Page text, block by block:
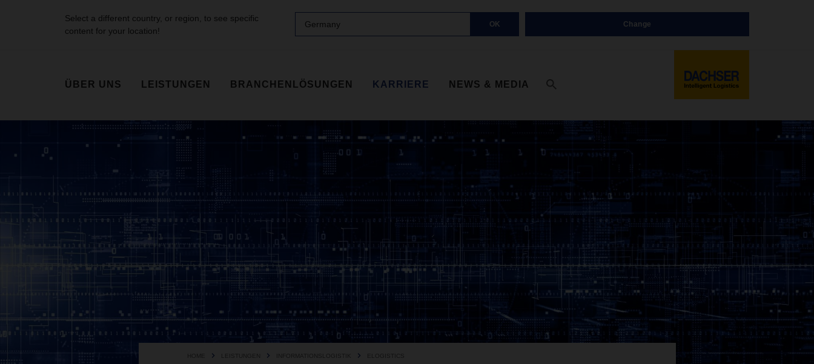
Select a different country, or region, to see specific
content for your location!
Germany OK Change
ÜBER UNS LEISTUNGEN BRANCHENLÖSUNGEN KARRIERE NEWS & MEDIA
HOME LEISTUNGEN INFORMATIONSLOGISTIK ELOGISTICS